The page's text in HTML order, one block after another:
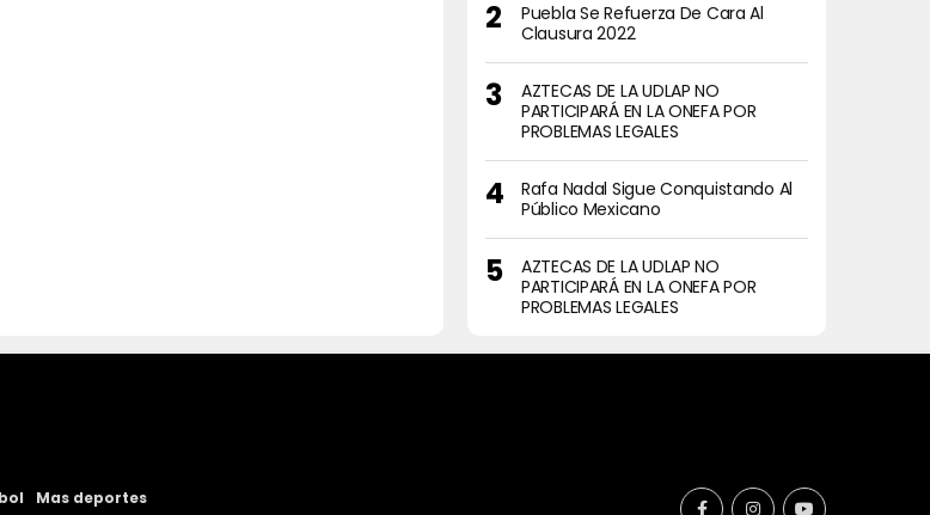
Puebla Se Refuerza De Cara Al
Clausura 2022
AZTECAS DE LA UDLAP NO
PARTICIPARÁ EN LA ONEFA POR
PROBLEMAS LEGALES
Rafa Nadal Sigue Conquistando Al
Público Mexicano
AZTECAS DE LA UDLAP NO
PARTICIPARÁ EN LA ONEFA POR
PROBLEMAS LEGALES
Mas deportes